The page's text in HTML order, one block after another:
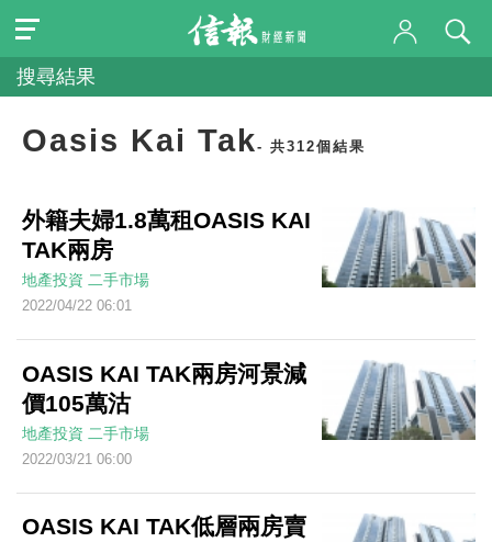
搜尋結果
Oasis Kai Tak- 共312個結果
外籍夫婦1.8萬租OASIS KAI
TAK兩房
地產投資 二手市場
2022/04/22 06:01
OASIS KAI TAK兩房河景減
價105萬沽
地產投資 二手市場
2022/03/21 06:00
OASIS KAI TAK低層兩房賣